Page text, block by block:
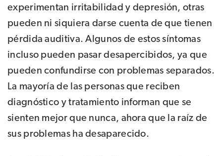
experimentan irritabilidad y depresión, otras
pueden ni siquiera darse cuenta de que tienen
pérdida auditiva. Algunos de estos síntomas
incluso pueden pasar desapercibidos, ya que
pueden confundirse con problemas separados.
La mayoría de las personas que reciben
diagnóstico y tratamiento informan que se
sienten mejor que nunca, ahora que la raíz de
sus problemas ha desaparecido.